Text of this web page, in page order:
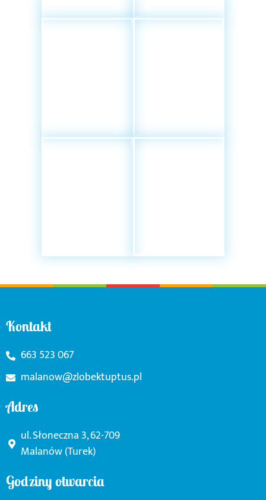
Kontakt
663 523 067
malanow@zlobektuptus.pl
Adres
ul. Słoneczna 3, 62-709
Malanów (Turek)
Godziny otwarcia